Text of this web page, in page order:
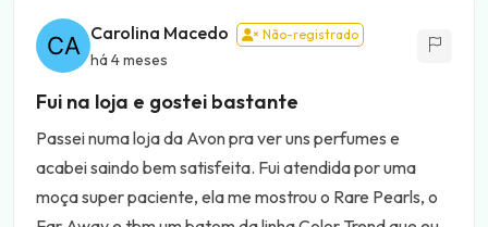
Carolina Macedo Não-registrado
há 4 meses
Fui na loja e gostei bastante
Passei numa loja da Avon pra ver uns perfumes e
acabei saindo bem satisfeita. Fui atendida por uma
moça super paciente, ela me mostrou o Rare Pearls, o